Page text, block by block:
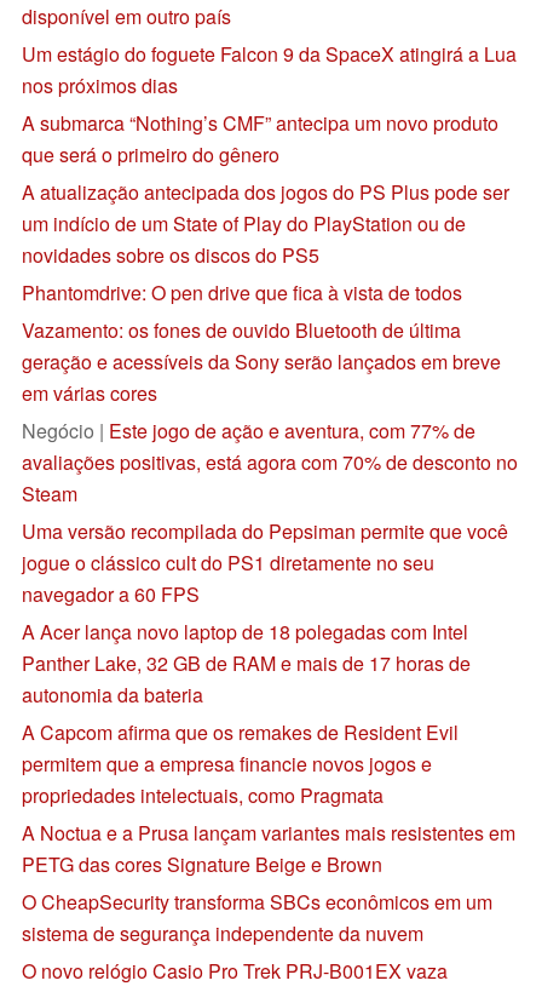
disponível em outro país
Um estágio do foguete Falcon 9 da SpaceX atingirá a Lua
nos próximos dias
A submarca “Nothing’s CMF” antecipa um novo produto
que será o primeiro do gênero
A atualização antecipada dos jogos do PS Plus pode ser
um indício de um State of Play do PlayStation ou de
novidades sobre os discos do PS5
Phantomdrive: O pen drive que fica à vista de todos
Vazamento: os fones de ouvido Bluetooth de última
geração e acessíveis da Sony serão lançados em breve
em várias cores
Negócio | Este jogo de ação e aventura, com 77% de
avaliações positivas, está agora com 70% de desconto no
Steam
Uma versão recompilada do Pepsiman permite que você
jogue o clássico cult do PS1 diretamente no seu
navegador a 60 FPS
A Acer lança novo laptop de 18 polegadas com Intel
Panther Lake, 32 GB de RAM e mais de 17 horas de
autonomia da bateria
A Capcom afirma que os remakes de Resident Evil
permitem que a empresa financie novos jogos e
propriedades intelectuais, como Pragmata
A Noctua e a Prusa lançam variantes mais resistentes em
PETG das cores Signature Beige e Brown
O CheapSecurity transforma SBCs econômicos em um
sistema de segurança independente da nuvem
O novo relógio Casio Pro Trek PRJ-B001EX vaza